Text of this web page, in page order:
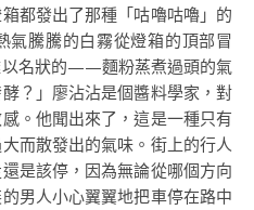
都發出了那種「咕嚕咕嚕」的
氣騰騰的白霧從燈箱的頂部冒
以名狀的——麵粉蒸煮過頭的氣
？」廖沾沾是個醬料學家，對
。他聞出來了，這是一種只有
而散發出的氣味。街上的行人
是該停，因為無論從哪個方向
男人小心翼翼地把車停在路中